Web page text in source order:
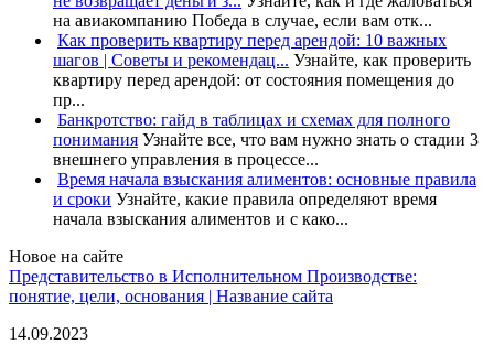
на авиакомпанию Победа в случае, если вам отк...
Как проверить квартиру перед арендой: 10 важных
шагов | Советы и рекомендац... Узнайте, как проверить
квартиру перед арендой: от состояния помещения до
пр...
Банкротство: гайд в таблицах и схемах для полного
понимания Узнайте все, что вам нужно знать о стадии 3
внешнего управления в процессе...
Время начала взыскания алиментов: основные правила
и сроки Узнайте, какие правила определяют время
начала взыскания алиментов и с како...
Новое на сайте
Представительство в Исполнительном Производстве:
понятие, цели, основания | Название сайта
14.09.2023